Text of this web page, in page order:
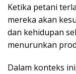
Ketika petani
mereka akan
dan kehidupan
menurunkan
Dalam konteks